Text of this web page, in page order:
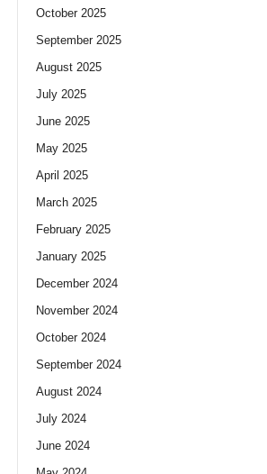
October 2025
September 2025
August 2025
July 2025
June 2025
May 2025
April 2025
March 2025
February 2025
January 2025
December 2024
November 2024
October 2024
September 2024
August 2024
July 2024
June 2024